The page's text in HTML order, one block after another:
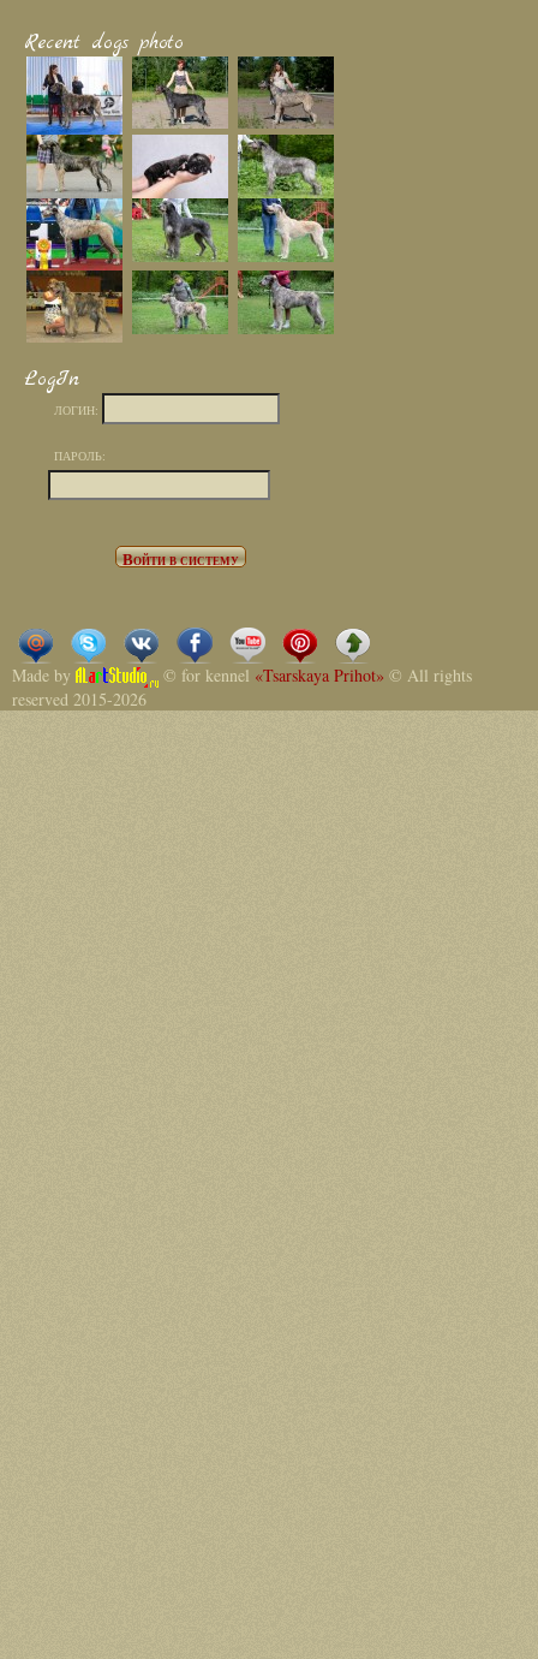
Recent dogs photo
LogIn
ЛОГИН:
ПАРОЛЬ:
Made by © for kennel «Tsarskaya Prihot» © All rights
reserved 2015-2026